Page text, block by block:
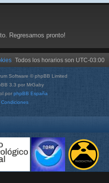
Regresamos pronto!
Todos los horarios son UTC-03:00
Software © phpBB Limited
3.3 por MrGaby
por phpBB España
Condiciones